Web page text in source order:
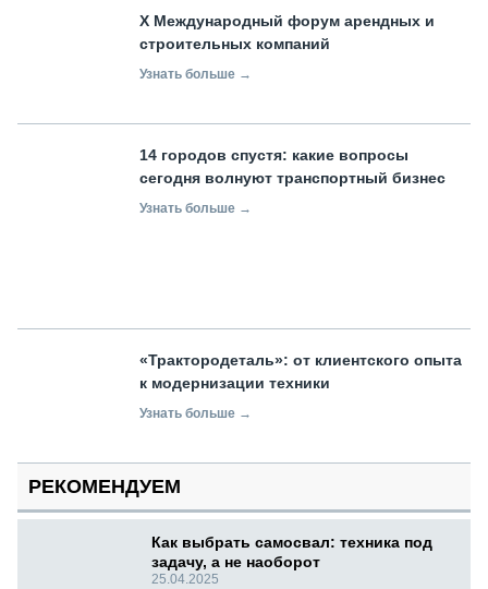
X Международный форум арендных и
строительных компаний
Узнать больше →
14 городов спустя: какие вопросы
сегодня волнуют транспортный бизнес
Узнать больше →
«Трактородеталь»: от клиентского опыта
к модернизации техники
Узнать больше →
РЕКОМЕНДУЕМ
Как выбрать самосвал: техника под
задачу, а не наоборот
25.04.2025